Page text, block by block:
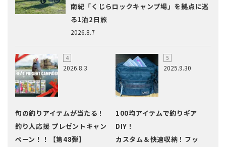
2026.8.7
南紀「くじらロックキャンプ場」を拠点に巡
る1泊2日旅
2026.8.3
旬の釣りアイテムが当たる！
釣り人応援 プレゼントキャン
ペーン！！【第48弾】
2025.9.30
100均アイテムで釣りギア
DIY！
カスタム＆快適収納！フッ